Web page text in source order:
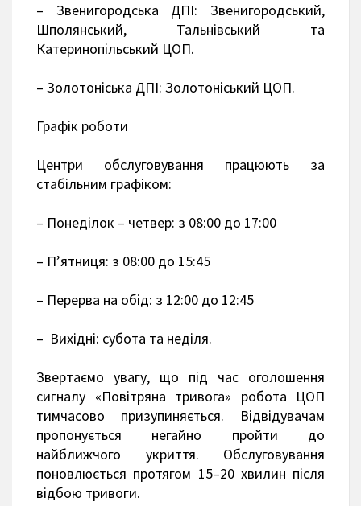
– Звенигородська ДПІ: Звенигородський,
Шполянський, Тальнівський та
Катеринопільський ЦОП.
– Золотоніська ДПІ: Золотоніський ЦОП.
Графік роботи
Центри обслуговування працюють за
стабільним графіком:
– Понеділок – четвер: з 08:00 до 17:00
– П’ятниця: з 08:00 до 15:45
– Перерва на обід: з 12:00 до 12:45
– Вихідні: субота та неділя.
Звертаємо увагу, що під час оголошення
сигналу «Повітряна тривога» робота ЦОП
тимчасово призупиняється. Відвідувачам
пропонується негайно пройти до
найближчого укриття. Обслуговування
поновлюється протягом 15–20 хвилин після
відбою тривоги.